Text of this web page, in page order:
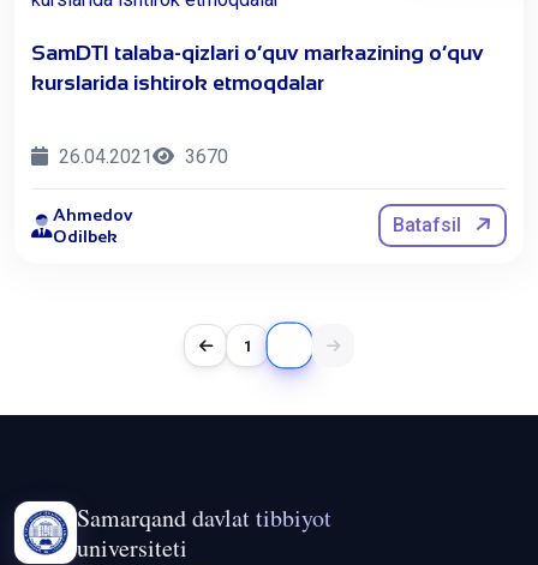
​SamDTI talaba-qizlari o‘quv markazining o‘quv
kurslarida ishtirok etmoqdalar
26.04.2021 3670
Ahmedov
Odilbek
Batafsil
1
Samarqand davlat tibbiyot
universiteti